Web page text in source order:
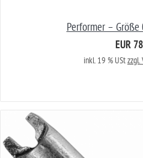
Performer – Größe
EUR
inkl. 19 % UStzzgl.